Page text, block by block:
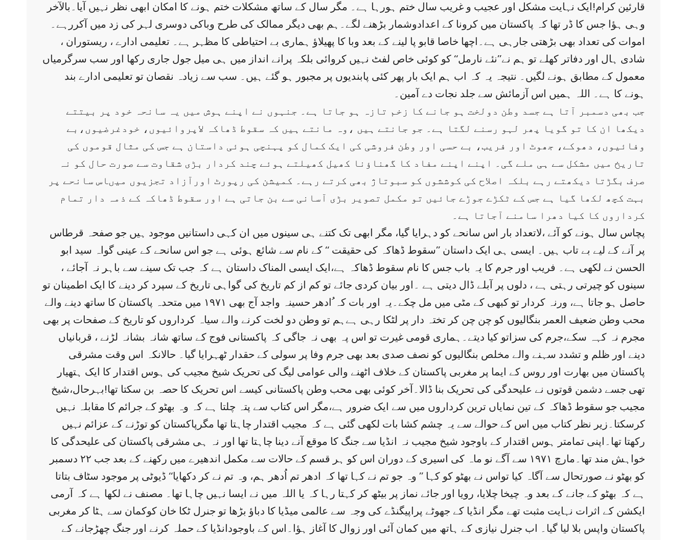
قارئین کرام!ایک نہایت مشکل اور عجیب و غریب سال ختم ہورہا ہے۔ مگر سال کے ساتھ مشکلات ختم ہونے کا امکان ابھی نظر نہیں آیا۔بالآخر
وہی ہؤا جس کا ڈر تھا کہ پاکستان میں کرونا کے اعدادوشمار بڑھنے لگے۔ہم بھی دیگر ممالک کی طرح وباکی دوسری لہر کی زد میں آکررہے۔
اموات کی تعداد بھی بڑھتی جارہی ہے۔اچھا خاصا قابو پا لینے کے بعد وبا کا پھیلاؤ ہماری بے احتیاطی کا مظہر ہے۔ تعلیمی ادارے ، ریستوران ،
شادی ہال اور دفاتر کھلے تو ہم نے’’نئے نارمل‘‘ کو کوئی خاص لفٹ نہیں کروائی بلکہ پرانے انداز میں ہی میل جول جاری رکھا اور سب سرگرمیاں
معمول کے مطابق ہونے لگیں۔ نتیجہ یہ کہ اب ہم ایک بار پھر کئی پابندیوں پر مجبور ہو گئے ہیں۔ سب سے زیادہ نقصان تو تعلیمی ادارے بند
ہونے کا ہے۔ اللہ ہمیں اس آزمائش سے جلد نجات دے آمین۔
جب بھی دسمبر آتا ہے جسد وطن دولخت ہو جانے کا زخم تازہ ہو جاتا ہے۔ جنہوں نے اپنے ہوش میں یہ سانحہ خود پر بیتتے
دیکھا ان کا تو گویا پھر لہو رسنے لگتا ہے۔ جو جانتے ہیں ،وہ مانتے ہیں کہ سقوط ڈھاکہ لاپروائیوں، خودغرضیوں،بے
وفائیوں، دھوکے، جھوٹ اور فریب، بے حسی اور وطن فروشی کی ایک کمال کو پہنچی ہوئی داستان ہے جس کی مثال قوموں کی
تاریخ میں مشکل سے ہی ملے گی۔ اپنے اپنے مفاد کا گھناؤنا کھیل کھیلتے ہوئے چند کردار بڑی شقاوت سے صورت حال کو نہ
صرف بگڑتا دیکھتے رہے بلکہ اصلاح کی کوششوں کو سبوتاژ بھی کرتے رہے۔ کمیشن کی رپورٹ اورآزاد تجزیوں میںاس سانحے پر
بہت کچھ لکھا گیا ہے جس کے ٹکڑے جوڑے جائیں تو مکمل تصویر بڑی آسانی سے بن جاتی ہے اور سقوط ڈھاکہ کے ذمہ دار تمام
کرداروں کا کیا دھرا سامنے آجاتا ہے۔
پچاس سال ہونے کو آئے ،لاتعداد بار اس سانحے کو دہرایا گیا، مگر ابھی تک کتنے ہی سینوں میں ان کہی داستانیں موجود ہیں جو صفحہ قرطاس
پر آنے کے لیے بے تاب ہیں۔ ایسی ہی ایک داستان ’’سقوط ڈھاکہ کی حقیقت ‘‘ کے نام سے شائع ہوئی ہے جو اس سانحے کے عینی گواہ سید ابو
الحسن نے لکھی ہے۔ فریب اور جرم کا یہ باب جس کا نام سقوط ڈھاکہ ہے،ایک ایسی المناک داستان ہے کہ جب تک سینے سے باہر نہ آجائے ،
سینوں کو چیرتی رہتی ہے ، دلوں پر آبلے ڈال دیتی ہے ۔اور بیان کردی جائے تو کم از کم تاریخ کی گواہی تاریخ کے سپرد کر دینے کا ایک اطمینان تو
حاصل ہو جاتا ہے، ورنہ کردار تو کبھی کے مٹی میں مل چکے۔یہ اور بات کہ ُادھر حسینہ واجد آج بھی ۱۹۷۱ میں متحدہ پاکستان کا ساتھ دینے والے
محب وطن ضعیف العمر بنگالیوں کو چن چن کر تختہ دار پر لٹکا رہی ہےہم تو وطن دو لخت کرنے والے سیاہ کرداروں کو تاریخ کے صفحات پر بھی
مجرم نہ کہہ سکے،جرم کی سزاتو کیا دیتے۔ہماری قومی غیرت تو اس پہ بھی نہ جاگی کہ پاکستانی فوج کے ساتھ شانہ بشانہ لڑنے ، قربانیاں
دینے اور ظلم و تشدد سہنے والے مخلص بنگالیوں کو نصف صدی بعد بھی جرم وفا پر سولی کے حقدار ٹھہرایا گیا۔ حالانکہ اس وقت مشرقی
پاکستان میں بھارت اور روس کے ایما پر مغربی پاکستان کے خلاف اٹھنے والی عوامی لیگ کی تحریک شیخ مجیب کی ہوس اقتدار کا ایک ہتھیار
تھی جسے دشمن قوتوں نے علیحدگی کی تحریک بنا ڈالا۔آخر کوئی بھی محب وطن پاکستانی کیسے اس تحریک کا حصہ بن سکتا تھا!بہرحال،شیخ
مجیب جو سقوط ڈھاکہ کے تین نمایاں ترین کرداروں میں سے ایک ضرور ہے،مگر اس کتاب سے پتہ چلتا ہے کہ وہ بھٹو کے جرائم کا مقابلہ نہیں
کرسکتا۔زیر نظر کتاب میں اس کے حوالے سے یہ چشم کشا بات لکھی گئی ہے کہ مجیب اقتدار چاہتا تھا مگرپاکستان کو توڑنے کے عزائم نہیں
رکھتا تھا۔اپنی تمامتر ہوس اقتدار کے باوجود شیخ مجیب نہ انڈیا سے جنگ کا موقع آنے دینا چاہتا تھا اور نہ ہی مشرقی پاکستان کی علیحدگی کا
خواہش مند تھا۔مارچ ۱۹۷۱ سے آگے نو ماہ کی اسیری کے دوران اس کو ہر قسم کے حالات سے مکمل اندھیرے میں رکھنے کے بعد جب ۲۲ دسمبر
کو بھٹو نے صورتحال سے آگاہ کیا تواس نے بھٹو کو کہا ’’ وہ جو تم نے کہا تھا کہ ادھر تم اُدھر ہم، وہ تم نے کر دکھایا‘‘ ڈیوٹی پر موجود سٹاف بتاتا
ہے کہ بھٹو کے جانے کے بعد وہ چیخا چلایا، رویا اور جائے نماز پر بیٹھ کر کہتا رہا کہ یا اللہ میں نے ایسا نہیں چاہا تھا۔ مصنف نے لکھا ہے کہ آرمی
ایکشن کے اثرات نہایت مثبت تھے مگر انڈیا کے جھوٹے پراپیگنڈے کی وجہ سے عالمی میڈیا کا دباؤ بڑھا تو جنرل ٹکا خان کوکمان سے ہٹا کر مغربی
پاکستان واپس بلا لیا گیا۔ اب جنرل نیازی کے ہاتھ میں کمان آئی اور زوال کا آغاز ہؤا۔اس کے باوجودانڈیا کے حملہ کرنے اور جنگ چھڑجانے کے